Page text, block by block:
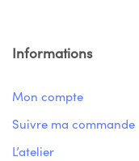
Informations
Mon compte
Suivre ma commande
L’atelier